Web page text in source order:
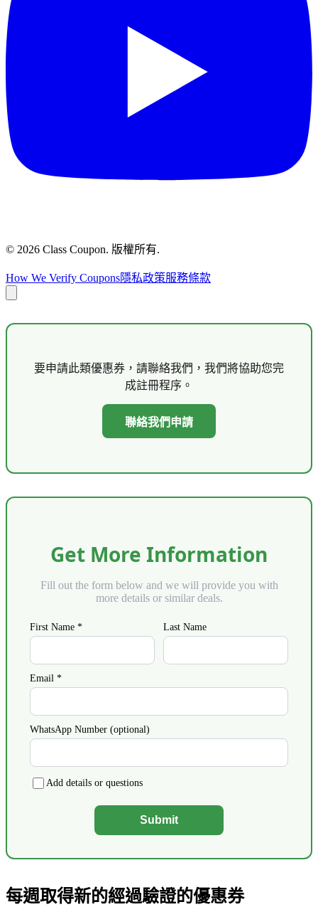
© 2026 Class Coupon. 版權所有.
How We Verify Coupons隱私政策服務條款
要申請此類優惠券，請聯絡我們，我們將協助您完
成註冊程序。
聯絡我們申請
Get More Information
Fill out the form below and we will provide you with
more details or similar deals.
First Name * Last Name
Email *
WhatsApp Number (optional)
Add details or questions
Submit
每週取得新的經過驗證的優惠券